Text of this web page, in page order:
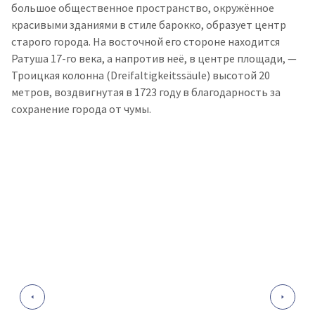
большое общественное пространство, окружённое
красивыми зданиями в стиле барокко, образует центр
старого города. На восточной его стороне находится
Ратуша 17-го века, а напротив неё, в центре площади, —
Троицкая колонна (Dreifaltigkeitssäule) высотой 20
метров, воздвигнутая в 1723 году в благодарность за
сохранение города от чумы.